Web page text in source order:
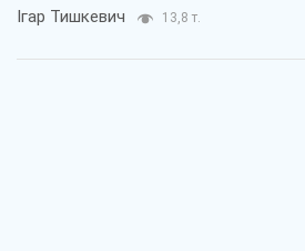
Ігар Тишкевич 13,8 т.